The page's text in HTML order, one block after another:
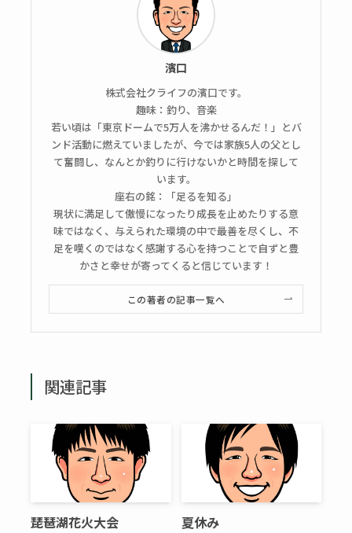
濱口
株式会社クライフの濱口です。
趣味：釣り、音楽
若い頃は「東京ドームで5万人を沸かせるんだ！」とバ
ンド活動に燃えていましたが、今では家族5人の父とし
て奮闘し、なんとか釣りに行けないかと時間を探して
います。
座右の銘：「足るを知る」
現状に満足して傲慢になったり成長を止めたりする意
味ではなく、与えられた環境の中で最善を尽くし、不
足を嘆くのではなく感謝する心を持つことで自ずと豊
かさと幸せが寄ってくると信じています！
この著者の記事一覧へ
関連記事
琵琶湖花火大会 夏休み